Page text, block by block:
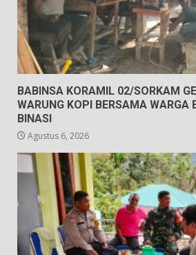
BABINSA KORAMIL 02/SORKAM
WARUNG KOPI BERSAMA WARGA
BINASI
Agustus 6, 2026